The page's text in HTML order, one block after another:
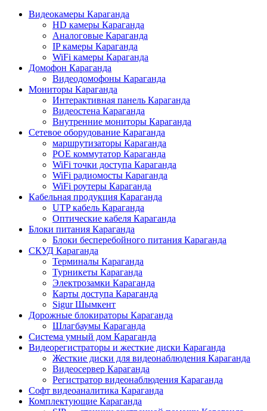
Видеокамеры Караганда
HD камеры Караганда
Аналоговые Караганда
IP камеры Караганда
WiFi камеры Караганда
Домофон Караганда
Видеодомофоны Караганда
Мониторы Караганда
Интерактивная панель Караганда
Видеостена Караганда
Внутренние мониторы Караганда
Сетевое оборудование Караганда
маршрутизаторы Караганда
POE коммутатор Караганда
WiFi точки доступа Караганда
WiFi радиомосты Караганда
WiFi роутеры Караганда
Кабельная продукция Караганда
UTP кабель Караганда
Оптические кабеля Караганда
Блоки питания Караганда
Блоки бесперебойного питания Караганда
СКУД Караганда
Терминалы Караганда
Турникеты Караганда
Электрозамки Караганда
Карты доступа Караганда
Sigur Шымкент
Дорожные блокираторы Караганда
Шлагбаумы Караганда
Система умный дом Караганда
Видеорегистраторы и жесткие диски Караганда
Жесткие диски для видеонаблюдения Караганда
Видеосервер Караганда
Регистратор видеонаблюдения Караганда
Софт видеоаналитика Караганда
Комплектующие Караганда